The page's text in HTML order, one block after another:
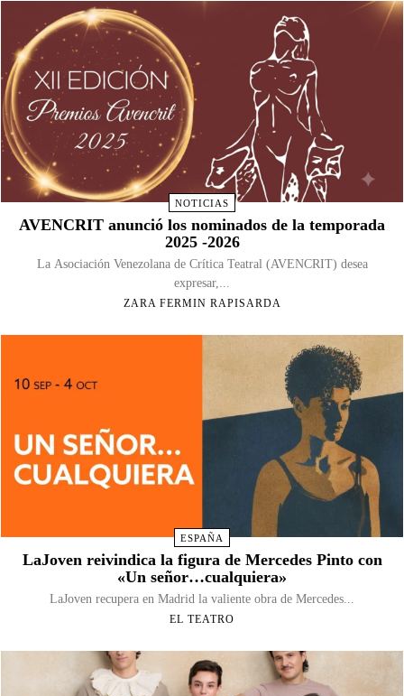
NOTICIAS
AVENCRIT anunció los nominados de la temporada
2025 -2026
La Asociación Venezolana de Crítica Teatral (AVENCRIT) desea
expresar,...
ZARA FERMIN RAPISARDA
ESPAÑA
LaJoven reivindica la figura de Mercedes Pinto con
«Un señor…cualquiera»
LaJoven recupera en Madrid la valiente obra de Mercedes...
EL TEATRO